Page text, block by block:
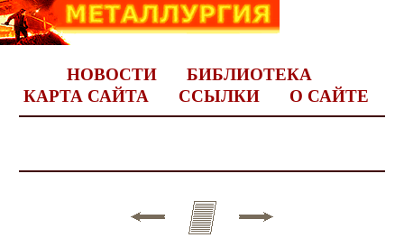
НОВОСТИ
БИБЛИОТЕКА
КАРТА САЙТА
ССЫЛКИ О САЙТЕ